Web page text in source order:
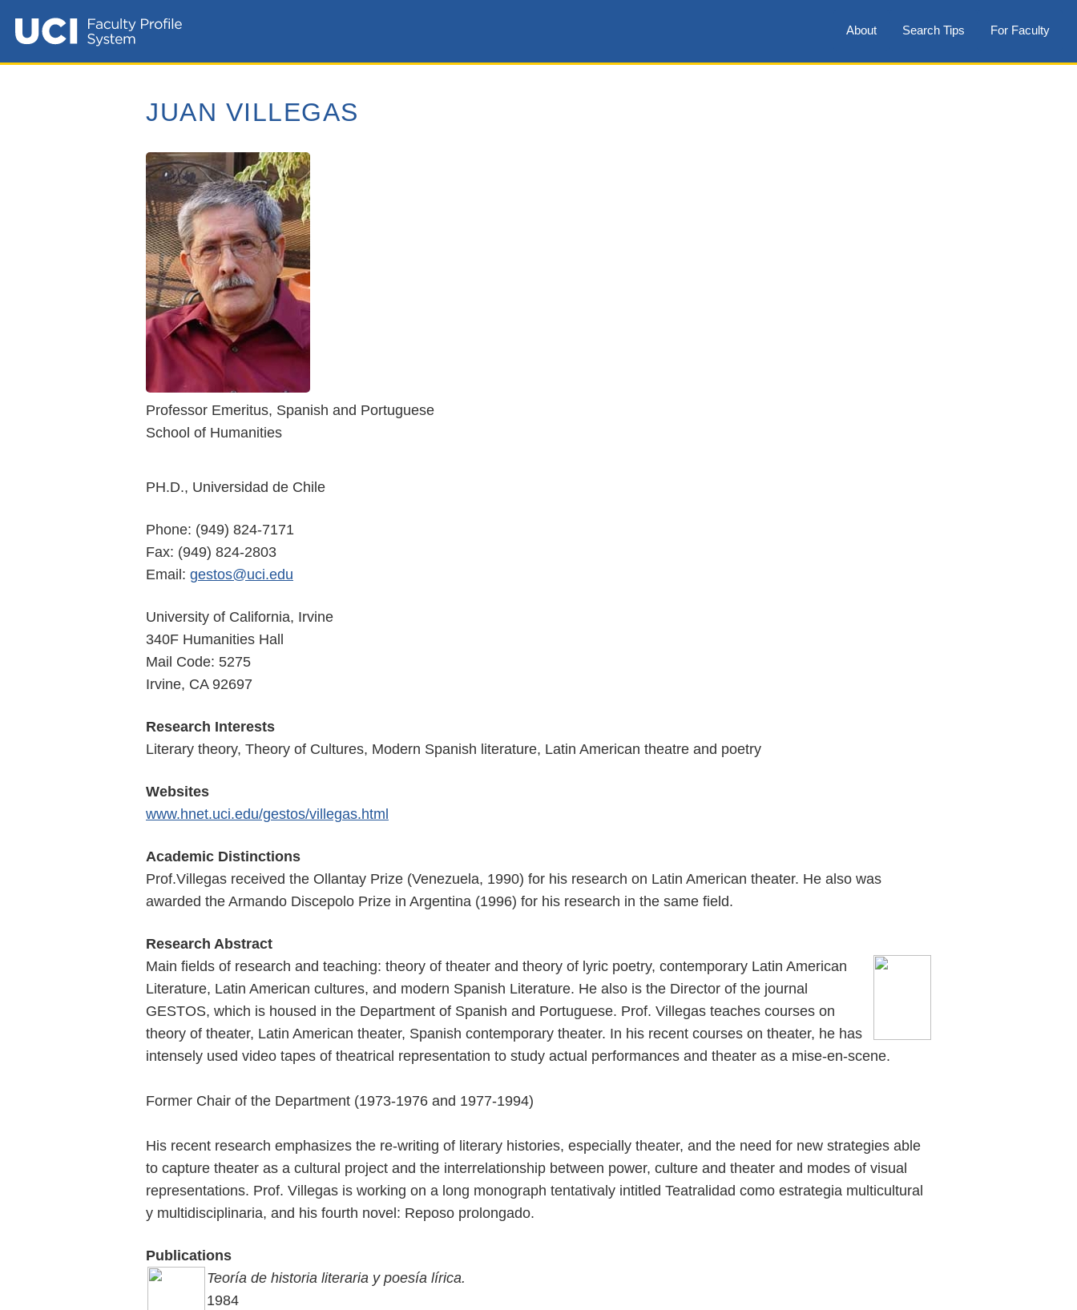
For Faculty
Search Tips
About
JUAN VILLEGAS
Professor Emeritus, Spanish and Portuguese
School of Humanities
PH.D., Universidad de Chile
Phone: (949) 824-7171
Fax: (949) 824-2803
Email: gestos@uci.edu
University of California, Irvine
340F Humanities Hall
Mail Code: 5275
Irvine, CA 92697
Research Interests
Literary theory, Theory of Cultures, Modern Spanish literature, Latin American theatre and poetry
Websites
www.hnet.uci.edu/gestos/villegas.html
Academic Distinctions
Prof.Villegas received the Ollantay Prize (Venezuela, 1990) for his research on Latin American theater. He also was
awarded the Armando Discepolo Prize in Argentina (1996) for his research in the same field.
Research Abstract
Main fields of research and teaching: theory of theater and theory of lyric poetry, contemporary Latin American
Literature, Latin American cultures, and modern Spanish Literature. He also is the Director of the journal
GESTOS, which is housed in the Department of Spanish and Portuguese. Prof. Villegas teaches courses on
theory of theater, Latin American theater, Spanish contemporary theater. In his recent courses on theater, he has
intensely used video tapes of theatrical representation to study actual performances and theater as a mise-en-scene.
Former Chair of the Department (1973-1976 and 1977-1994)
His recent research emphasizes the re-writing of literary histories, especially theater, and the need for new strategies able
to capture theater as a cultural project and the interrelationship between power, culture and theater and modes of visual
representations. Prof. Villegas is working on a long monograph tentativaly intitled Teatralidad como estrategia multicultural
y multidisciplinaria, and his fourth novel: Reposo prolongado.
Publications
Teoría de historia literaria y poesía lírica.
1984